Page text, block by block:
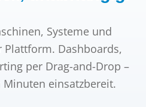
Systeme und
Plattform. Dashboards,
per Drag-and-Drop –
Minuten einsatzbereit.